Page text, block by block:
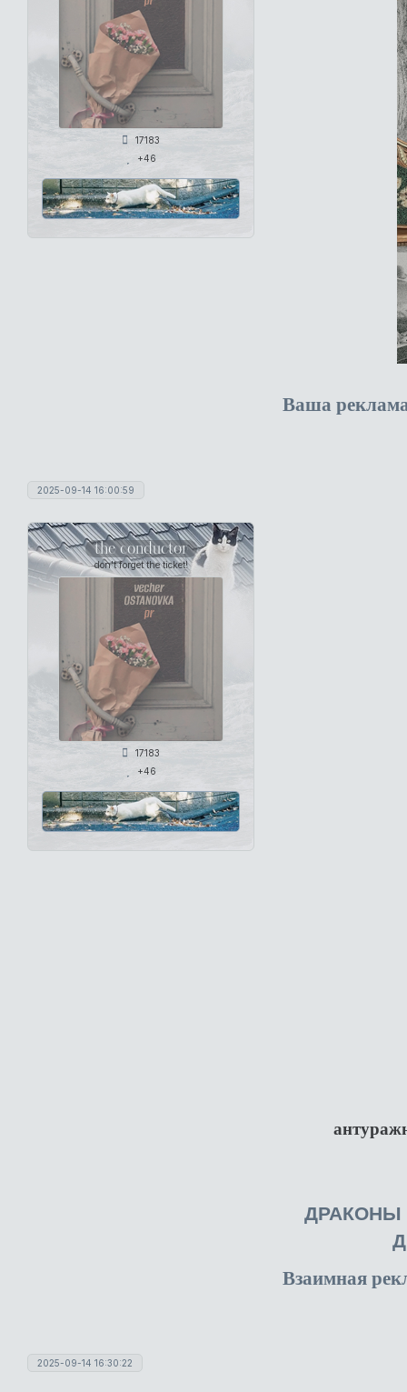
17183
+46
Ваша
2025-09-14 16:00:59
the conductor
don't forget the ticket!
17183
+46
ДРАКОНЫ
Взаимная
2025-09-14 16:30:22